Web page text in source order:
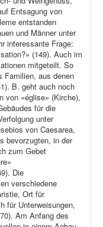
Entsagung von
entstanden
und Männer unter
interessante Frage:
(149). Auch im
mitgeteilt. So
Familien, aus denen
B. geht auch noch
von «église» (Kirche),
für die
unter
von Caesarea,
bevorzugten, in der
zum Gebet
Die
verschiedene
Ort für
für Unterweisungen,
Am Anfang des